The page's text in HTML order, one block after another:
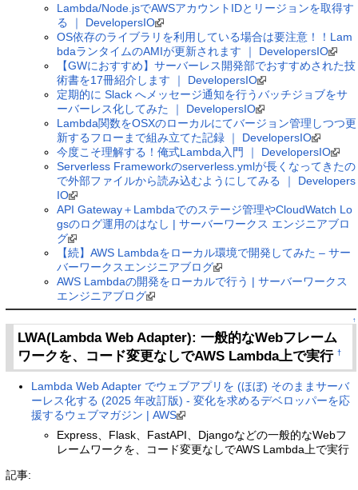
Lambda/Node.jsでAWSアカウントIDとリージョンを取得す
る ｜ DevelopersIO
OS依存のライブラリを利用している場合は要注意！！Lam
bdaランタイムのAMIが更新されます ｜ DevelopersIO
【GWにおすすめ】サーバーレス開発部でおすすめされた技
術書を17冊紹介します ｜ DevelopersIO
定期的に Slack へメッセージ通知を行うバッチジョブをサ
ーバーレス化してみた ｜ DevelopersIO
Lambda関数をOSXのローカルにてバージョン管理しつつ更
新するフローまで組み立てた記録 ｜ DevelopersIO
今度こそ理解する！俺式Lambda入門 ｜ DevelopersIO
Serverless Frameworkのserverless.ymlが長くなってきたの
で外部ファイルから読み込むようにしてみる ｜ Developers
IO
API Gateway＋Lambdaでのステージ管理やCloudWatch Lo
gsのログ運用のはなし | サーバーワークス エンジニアブロ
グ
【続】AWS Lambdaをローカル環境で開発してみた – サー
バーワークスエンジニアブログ
AWS Lambdaの開発をローカルで行う | サーバーワークス
エンジニアブログ
↑
LWA(Lambda Web Adapter): 一般的なWebフレーム
ワークを、コード変更なしでAWS Lambda上で実行†
Lambda Web Adapter でウェブアプリを (ほぼ) そのままサーバ
ーレス化する (2025 年改訂版) - 変化を求めるデベロッパーを応
援するウェブマガジン | AWS
Express、Flask、FastAPI、Djangoなどの一般的なWebフ
レームワークを、コード変更なしでAWS Lambda上で実行
記事: